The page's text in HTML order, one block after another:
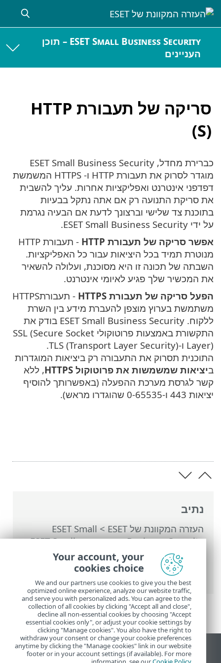
ESET Small Business Security – תוכן
העניינים
סריקה של תעבורת HTTP
(S)‎
נתיב
העזרה המקוונת של ESET >
ESET Small
Business Security
>
עבודה עם ESET Small
Business Security
> הגדרות מתקדמות
הגנות>הגנת גישה לאינטרנט> סריקה של
תעבורת HTTP (S)‎
כברירת מחדל, ESET Small Business Security
מוגדר לסרוק את תעבורת HTTP ו- HTTPS המשמשת
דפדפני אינטרנט ואפליקציות אחרות. עליך להשבית
את סריקת התנועה רק אם אתה נתקל בבעיות
בתוכנת צד שלישי וברצונך לדעת אם הבעיה נגרמת
על ידי ESET Small Business Security.
אפשר סריקה של תעבורת HTTP
- תעבורת HTTP
מנוטרת תמיד בכל היציאות עבור כל האפליקציות.
השבתה של תכונה זו היא מסוכנת, ועלולה להשאיר
את המכשיר שלך פגיע לאיומי אינטרנט.
הפעל סריקה של תעבורת HTTPS
- תעבורתHTTPS
משתמשת בערוץ מוצפן להעברת מידע בין השרת
ללקוח. ESET Small Business Security בודק את
התקשורת באמצעות פרוטוקולי SSL (Secure Socket
Layer) ו-TLS (Transport Layer Security).
התוכנית תסרוק את התעבורה רק ביציאות המוגדרות
ביציאות שמשמשות את פרוטוקול HTTPS
, ללא
קשר לגרסת מערכת ההפעלה (באפשרותך להוסיף
יציאות 443 ו-0-65535 שהוגדרו מראש).
הצג את האתר למחשב
Your account, your
cookies choice
We and our partners use cookies to give you the best
optimized online experience, analyze our website traffic,
and serve you with personalized ads. You can agree to the
collection of all cookies by clicking "Accept all and close",
decline all non-essential cookies by choosing "Accept
essential cookies only", or adjust your cookie settings by
clicking "Manage cookies". You also have the right to
withdraw your consent or change your cookie preferences
anytime by clicking the "Manage cookies" link in our website
footer or in your account settings (if available). For more